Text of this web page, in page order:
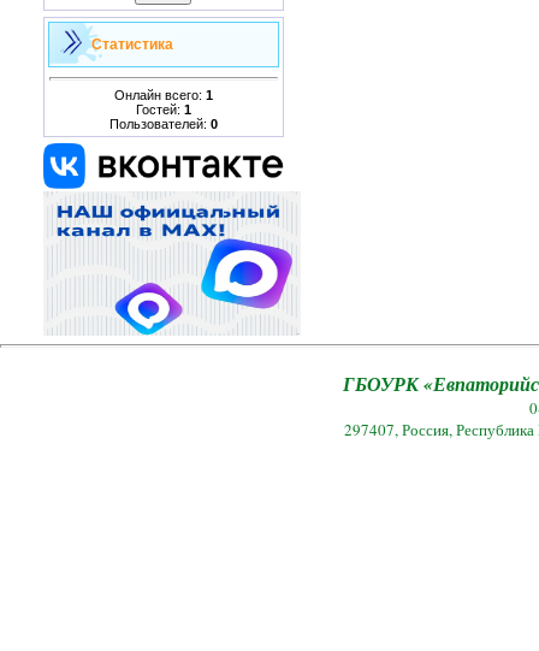
Статистика
Онлайн всего: 1
Гостей: 1
Пользователей: 0
ГБОУРК
297407, Россия,